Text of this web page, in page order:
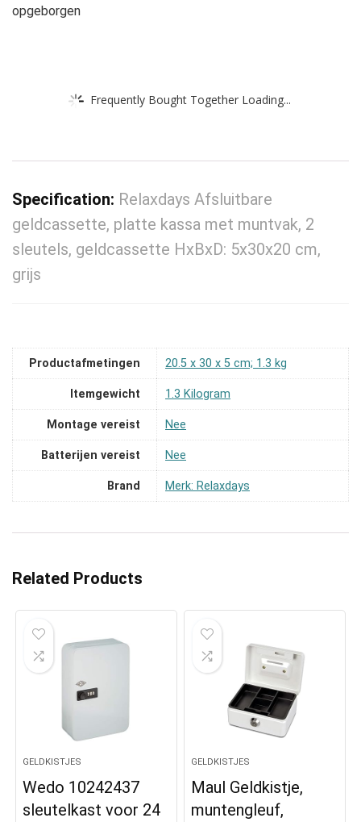
opgeborgen
Frequently Bought Together Loading...
Specification: Relaxdays Afsluitbare
geldcassette, platte kassa met muntvak, 2
sleutels, geldcassette HxBxD: 5x30x20 cm,
grijs
Productafmetingen ‎20.5 x 30 x 5 cm; 1.3 kg
Itemgewicht ‎1.3 Kilogram
Montage vereist ‎Nee
Batterijen vereist ‎Nee
Brand Merk: Relaxdays
Related Products
GELDKISTJES
Wedo 10242437
sleutelkast voor 24
GELDKISTJES
Maul Geldkistje,
muntengleuf,